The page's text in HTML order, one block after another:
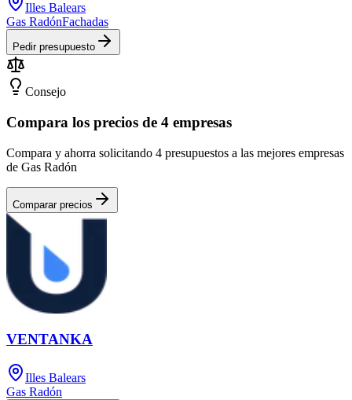
Illes Balears
Gas RadónFachadas
Pedir presupuesto
Consejo
Compara los precios de 4 empresas
Compara y ahorra solicitando 4 presupuestos a las mejores empresas
de Gas Radón
Comparar precios
VENTANKA
Illes Balears
Gas Radón